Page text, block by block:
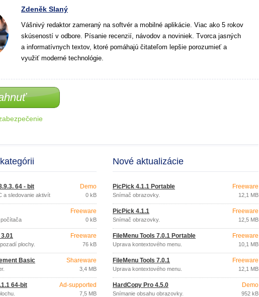
Zdeněk Slaný
Vášnivý redaktor zameraný na softvér a mobilné aplikácie. Viac ako 5 rokov
skúseností v odbore. Písanie recenzií, návodov a noviniek. Tvorca jasných
a informatívnych textov, ktoré pomáhajú čitateľom lepšie porozumieť a
využiť moderné technológie.
64 - bit
a sledovanie aktivít
Demo
0 kB
počítača
Freeware
0 kB
plochy.
Freeware
76 kB
Basic
Shareware
3,4 MB
64-bit Ad-supported
7,5 MB
Nové aktualizácie
PicPick 4.1.1 Portable
Snímač obrazovky.
Freeware
12,1 MB
PicPick 4.1.1
Snímač obrazovky.
Freeware
12,5 MB
FileMenu Tools 7.0.1 Portable
Úprava kontextového menu.
Freeware
10,1 MB
FileMenu Tools 7.0.1
Úprava kontextového menu.
Freeware
12,1 MB
HardCopy Pro 4.5.0
Snímanie obsahu obrazovky.
Demo
952 kB